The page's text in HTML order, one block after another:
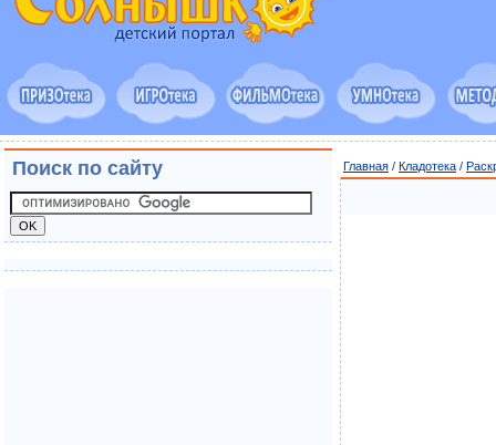
Главная / Кладотека /
Поиск по сайту